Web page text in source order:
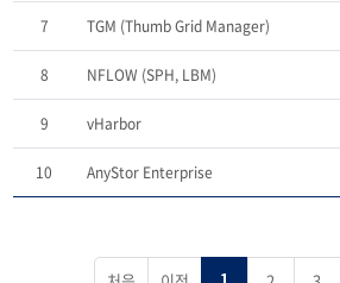
7 TGM (Thumb Grid Manager)
8 NFLOW (SPH, LBM)
9 vHarbor
10 AnyStor Enterprise